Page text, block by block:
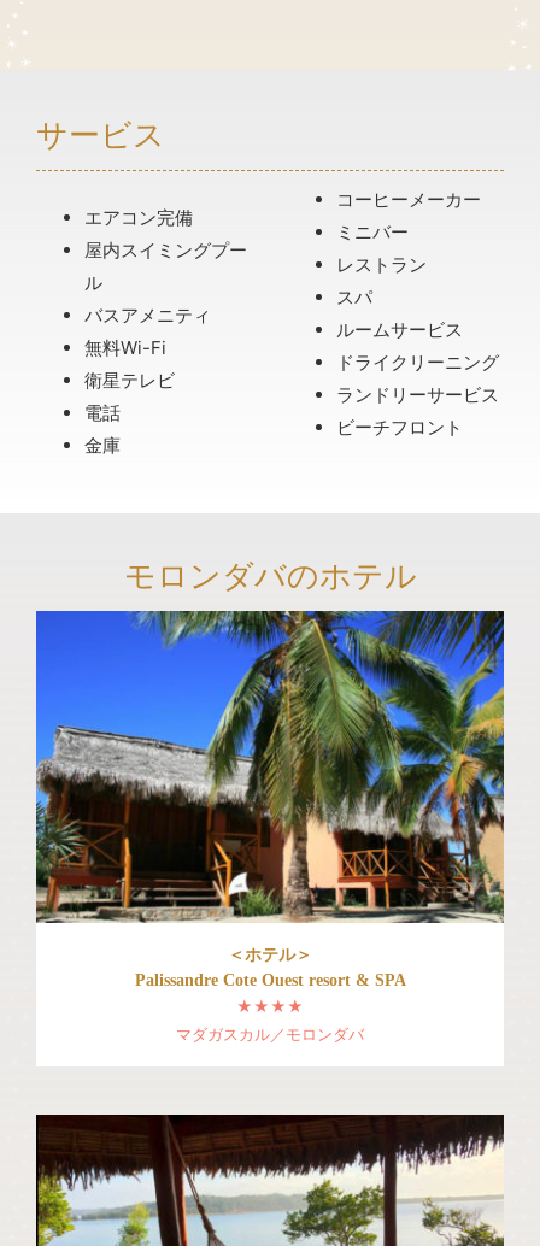
サービス
エアコン完備
屋内スイミングプー
ル
バスアメニティ
無料Wi-Fi
衛星テレビ
電話
金庫
コーヒーメーカー
ミニバー
レストラン
スパ
ルームサービス
ドライクリーニング
ランドリーサービス
ビーチフロント
モロンダバのホテル
＜ホテル＞
Palissandre Cote Ouest resort & SPA
★★★★
マダガスカル／モロンダバ